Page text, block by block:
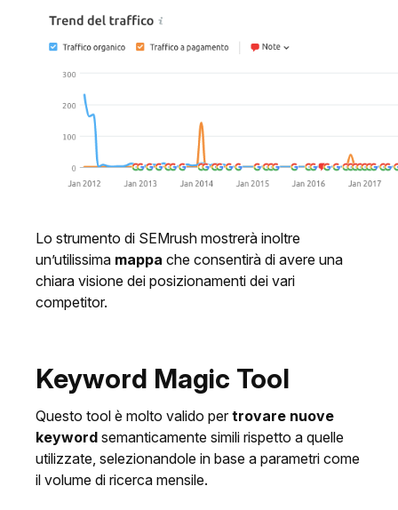
Lo strumento di SEMrush mostrerà inoltre
un’utilissima mappa che consentirà di avere una
chiara visione dei posizionamenti dei vari
competitor.
Keyword Magic Tool
Questo tool è molto valido per trovare nuove
keyword semanticamente simili rispetto a quelle
utilizzate, selezionandole in base a parametri come
il volume di ricerca mensile.